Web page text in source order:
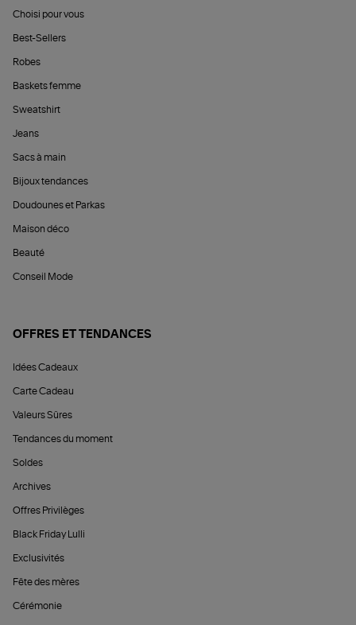
Choisi pour vous
Best-Sellers
Robes
Baskets femme
Sweatshirt
Jeans
Sacs à main
Bijoux tendances
Doudounes et Parkas
Maison déco
Beauté
Conseil Mode
OFFRES ET TENDANCES
Idées Cadeaux
Carte Cadeau
Valeurs Sûres
Tendances du moment
Soldes
Archives
Offres Privilèges
Black Friday Lulli
Exclusivités
Fête des mères
Cérémonie